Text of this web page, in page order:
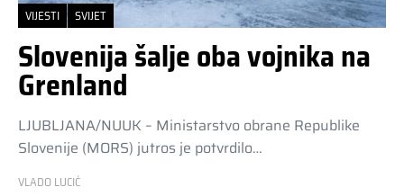
VIJESTI SVIJET
Slovenija šalje oba vojnika na
Grenland
LJUBLJANA/NUUK – Ministarstvo obrane Republike
Slovenije (MORS) jutros je potvrdilo…
VLADO LUCIĆ